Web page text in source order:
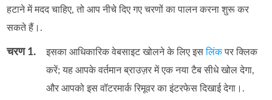
हटाने में मदद चाहिए, तो आप नीचे दिए गए चरणों का पालन करना शुरू कर
सकते हैं।.
चरण 1. इसका आधिकारिक वेबसाइट खोलने के लिए इसलिंकपर क्लिक
करें; यह आपके वर्तमान ब्राउज़र में एक नया टैब सीधे खोल देगा,
और आपको इस वॉटरमार्क रिमूवर का इंटरफेस दिखाई देगा।.